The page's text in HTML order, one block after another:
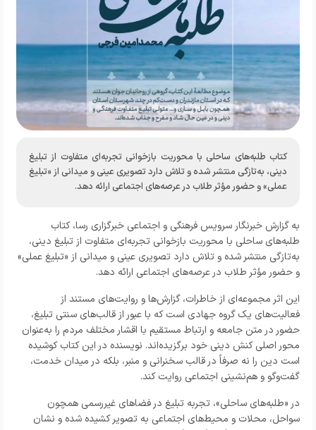
کتاب طلبه‌های ساحلی با محوریت بازخوانی تجربه‌ای متفاوت از تبلیغ
دینی، به‌تازگی منتشر شده و تلاش دارد تصویری عینی و میدانی از «تبلیغ
عملی» و حضور مؤثر طلاب در عرصه‌های اجتماعی ارائه دهد.
به گزارش خبرنگار سرویس فرهنگی و اجتماعی خبرگزاری رسا، کتاب
طلبه‌های ساحلی با محوریت بازخوانی تجربه‌ای متفاوت از تبلیغ دینی،
به‌تازگی منتشر شده و تلاش دارد تصویری عینی و میدانی از «تبلیغ عملی»
و حضور مؤثر طلاب در عرصه‌های اجتماعی ارائه دهد.
این اثر مجموعه‌ای از خاطرات، گزارش‌ها و روایت‌های مستند از
فعالیت‌های یک گروه جهادی است که با عبور از قالب‌های سنتی تبلیغ،
حضور در متن جامعه و ارتباط مستقیم با اقشار مختلف مردم را به‌عنوان
محور اصلی کنش دینی خود برگزیده‌اند. نویسنده در این کتاب کوشیده
است دین را نه صرفاً در قالب سخنرانی و منبر، بلکه در میدان خدمت،
گفت‌وگو و هم‌نشینی اجتماعی روایت کند.
در «طلبه‌های ساحلی»، تجربه تبلیغ در فضاهای غیررسمی همچون
سواحل، محلات و محیط‌های اجتماعی به تصویر کشیده شده و نشان